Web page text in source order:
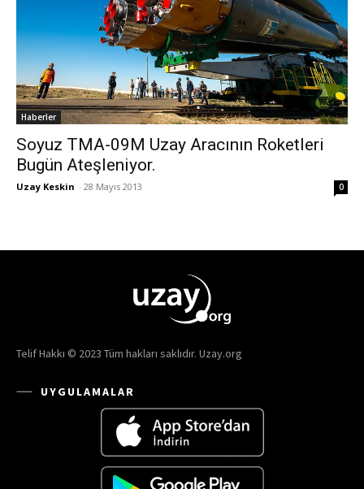
Haberler
Soyuz TMA-09M Uzay Aracının Roketleri
Bugün Ateşleniyor.
Uzay Keskin - 28 Mayıs 2013 0
Telif Hakkı © 2023 Tüm hakları saklıdır. Uzay.org
UYGULAMALAR